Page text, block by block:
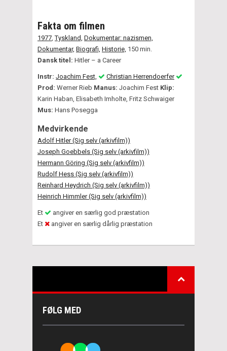
Fakta om filmen
1977 ,Tyskland, Dokumentar: nazismen,
Dokumentar, Biografi, Historie, 150 min.
Dansk titel: Hitler – a Career
Instr: Joachim Fest,
Christian Herrendoerfer
Prod: Werner Rieb Manus: Joachim Fest Klip:
Karin Haban, Elisabeth Imholte, Fritz Schwaiger
Mus: Hans Posegga
Medvirkende
Adolf Hitler (Sig selv (arkivfilm))
Joseph Goebbels (Sig selv (arkivfilm))
Hermann Göring (Sig selv (arkivfilm))
Rudolf Hess (Sig selv (arkivfilm))
Reinhard Heydrich (Sig selv (arkivfilm))
Heinrich Himmler (Sig selv (arkivfilm))
Et
angiver en særlig god præstation
Et
angiver en særlig dårlig præstation
FØLG MED